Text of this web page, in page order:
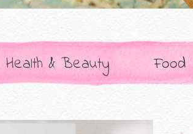
Health & Beauty Food